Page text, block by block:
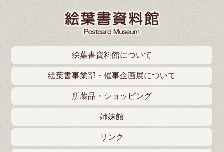
絵葉書資料館について
絵葉書事業部・催事企画展について
所蔵品・ショッピング
姉妹館
リンク